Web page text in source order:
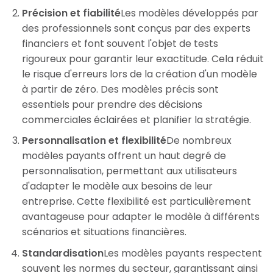
Précision et fiabilitéLes modèles développés par
des professionnels sont conçus par des experts
financiers et font souvent l'objet de tests
rigoureux pour garantir leur exactitude. Cela réduit
le risque d'erreurs lors de la création d'un modèle
à partir de zéro. Des modèles précis sont
essentiels pour prendre des décisions
commerciales éclairées et planifier la stratégie.
Personnalisation et flexibilitéDe nombreux
modèles payants offrent un haut degré de
personnalisation, permettant aux utilisateurs
d'adapter le modèle aux besoins de leur
entreprise. Cette flexibilité est particulièrement
avantageuse pour adapter le modèle à différents
scénarios et situations financières.
StandardisationLes modèles payants respectent
souvent les normes du secteur, garantissant ainsi